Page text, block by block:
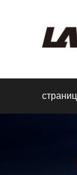
страниц